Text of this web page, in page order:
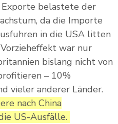
belastete der
da die Importe
in die USA litten
war nur
bislang nicht von
– 10%
vieler anderer Länder.
nach China
US-Ausfälle.